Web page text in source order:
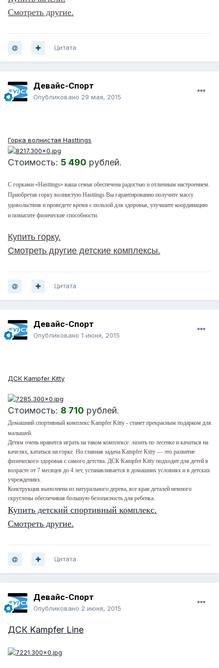
Смотреть другие.
Цитата
Девайс-Спорт
Опубликовано 29 мая, 2015
Горка волнистая Hasttings
Стоимость: 5 490 рублей.
С горками «Hasttings» ваша семья обеспечена радостью и отличным настроением.
Приобретая горку волнистую Hasttings Вы гарантированно получите массу
удовольствия и проведете время с пользой для здоровья, улучшите координацию
и повысите физические способности.
Купить горку.
Смотреть другие детские комплексы.
Цитата
Девайс-Спорт
Опубликовано 1 июня, 2015
ДСК Kampfer Kitty
Стоимость: 8 710 рублей.
Домашний спортивный комплекс Kampfer Kitty - станет прекрасным подарком для
малышей.
Детям очень нравится играть на таком комплексе: лазить по лесенке и качаться на
качелях, кататься на горке. Но главная задача Kampfer Kitty — это развитие
физического здоровья с самого детства. ДСК Kampfer Kitty подходит для детей в
возрасте от 7 месяцев до 4 лет, устанавливается в домашних условиях и в детских
учреждениях.
Конструкция выполнена из натурального дерева, все края деталей немного
скруглены обеспечивая большую безопасность для ребенка.
Купить детский спортивный комплекс.
Смотреть другие.
Цитата
Девайс-Спорт
Опубликовано 2 июня, 2015
ДСК Kampfer Line